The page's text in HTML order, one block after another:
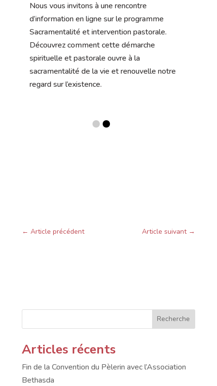
Nous vous invitons à une rencontre
d’information en ligne sur le programme
Sacramentalité et intervention pastorale.
Découvrez comment cette démarche
spirituelle et pastorale ouvre à la
sacramentalité de la vie et renouvelle notre
regard sur l’existence.
Article précédent Article suivant
Recherche
Articles récents
Fin de la Convention du Pèlerin avec l’Association
Bethasda